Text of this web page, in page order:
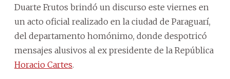
Duarte Frutos brindó un discurso este viernes en
un acto oficial realizado en la ciudad de Paraguarí,
del departamento homónimo, donde despotricó
mensajes alusivos al ex presidente de la República
Horacio Cartes.